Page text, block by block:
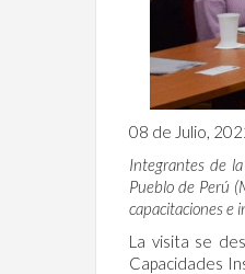
08 de Julio,
Integrantes de
Pueblo de Perú
capacitaciones e
La visita se
Capacidades